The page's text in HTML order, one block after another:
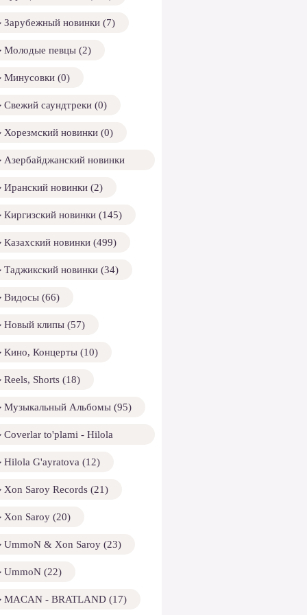
Зарубежный новинки (7)
Молодые певцы (2)
Минусовки (0)
Свежий саундтреки (0)
Хорезмский новинки (0)
Азербайджанский новинки
Иранский новинки (2)
Киргизский новинки (145)
Казахский новинки (499)
Таджикский новинки (34)
Видосы (66)
Новый клипы (57)
Кино, Концерты (10)
Reels, Shorts (18)
Музыкальный Альбомы (95)
Coverlar to'plami - Hilola
Hilola G'ayratova (12)
Xon Saroy Records (21)
Xon Saroy (20)
UmmoN & Xon Saroy (23)
UmmoN (22)
MACAN - BRATLAND (17)